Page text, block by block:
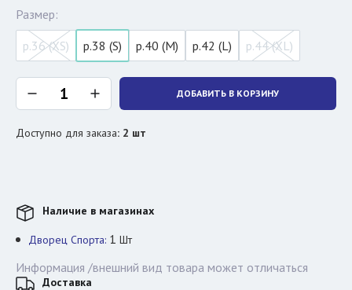
Размер:
р.36 (XS)
р.38 (S) р.40 (M) р.42 (L) р.44 (XL)
ДОБАВИТЬ В КОРЗИНУ
Доступно для заказа: 2 шт
Наличие в магазинах
Дворец Спорта: 1 Шт
Информация /внешний вид товара может отличаться
Доставка